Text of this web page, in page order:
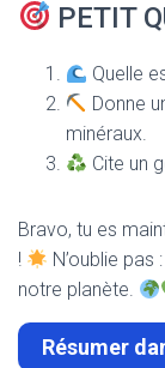
PETIT
Quelle
Donne
minéraux.
Cite un
Bravo, tu es
!
N’oublie
notre planète.
Résumer